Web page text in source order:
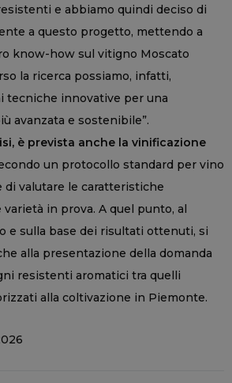
e abbiamo quindi deciso di
a questo progetto, mettendo a
know-how sul vitigno Moscato
la ricerca possiamo, infatti,
tecniche innovative per una
avanzata e sostenibile”.
è prevista anche la vinificazione
un protocollo standard per vino
di valutare le caratteristiche
in prova. A quel punto, al
e sulla base dei risultati ottenuti, si
alla presentazione della domanda
resistenti aromatici tra quelli
alla coltivazione in Piemonte.